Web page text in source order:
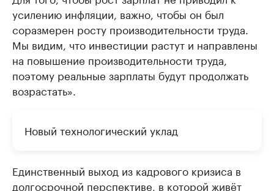
усилению инфляции, важно, чтобы он был
соразмерен росту производительности труда.
Мы видим, что инвестиции растут и направлены
на повышение производительности труда,
поэтому реальные зарплаты будут продолжать
возрастать».
Новый технологический уклад
Единственный выход из кадрового кризиса в
долгосрочной перспективе, в которой живёт